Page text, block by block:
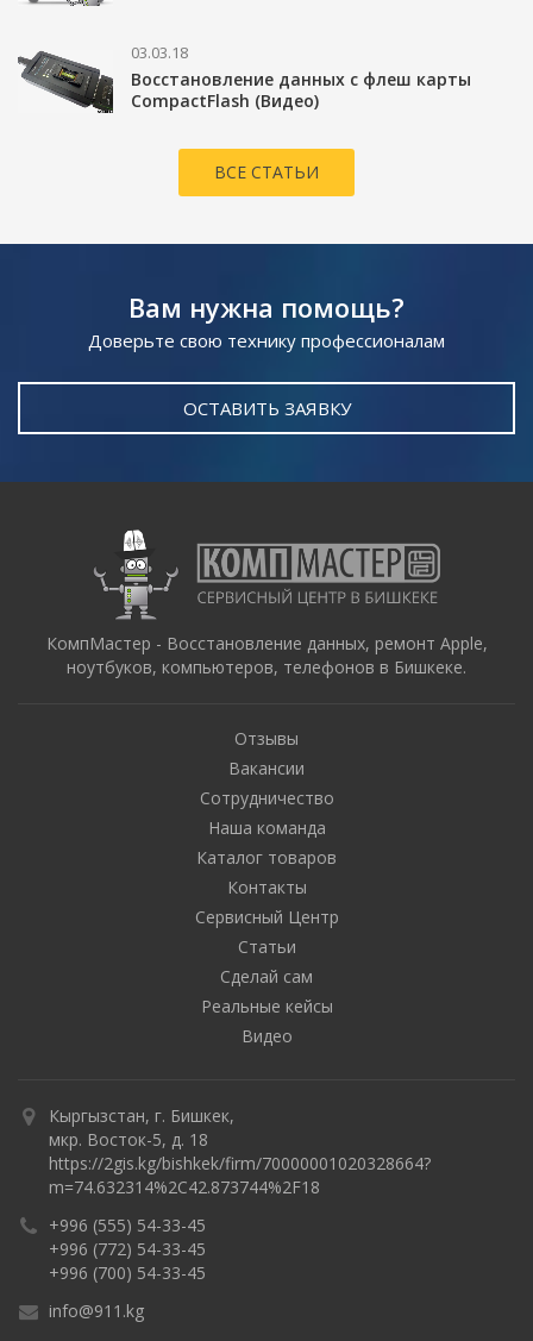
03.03.18
Восстановление данных с флеш карты
CompactFlash (Видео)
ВСЕ СТАТЬИ
Вам нужна помощь?
Доверьте свою технику профессионалам
ОСТАВИТЬ ЗАЯВКУ
КомпМастер - Восстановление данных, ремонт Apple,
ноутбуков, компьютеров, телефонов в Бишкеке.
Отзывы
Вакансии
Сотрудничество
Наша команда
Каталог товаров
Контакты
Сервисный Центр
Статьи
Сделай сам
Реальные кейсы
Видео
Кыргызстан, г. Бишкек,
мкр. Восток-5, д. 18
https://2gis.kg/bishkek/firm/70000001020328664?
m=74.632314%2C42.873744%2F18
+996 (555) 54-33-45
+996 (772) 54-33-45
+996 (700) 54-33-45
info@911.kg